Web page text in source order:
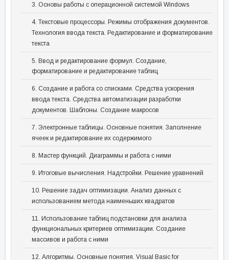
3. Основы работы с операционной системой Windows
4. Текстовые процессоры. Режимы отображения документов.
Технология ввода текста. Редактирование и форматирование
текста
5. Ввод и редактирование формул. Создание,
форматирование и редактирование таблиц
6. Создание и работа со списками. Средства ускорения
ввода текста. Средства автоматизации разработки
документов. Шаблоны. Создание макросов
7. Электронные таблицы. Основные понятия. Заполнение
ячеек и редактирование их содержимого
8. Мастер функций. Диаграммы и работа с ними
9. Итоговые вычисления. Надстройки. Решение уравнений
10. Решение задач оптимизации. Анализ данных с
использованием метода наименьших квадратов
11. Использование таблиц подстановки для анализа
функциональных критериев оптимизации. Создание
массивов и работа с ними
12. Алгоритмы. Основные понятия. Visual Basic for